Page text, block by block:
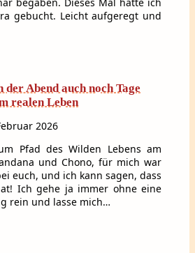
gebucht. Leicht aufgeregt und
der Abend auch noch Tage
realen Leben
2026
Pfad des Wilden Lebens am
und Chono, für mich war
euch, und ich kann sagen, dass
Ich gehe ja immer ohne eine
rein und lasse mich…